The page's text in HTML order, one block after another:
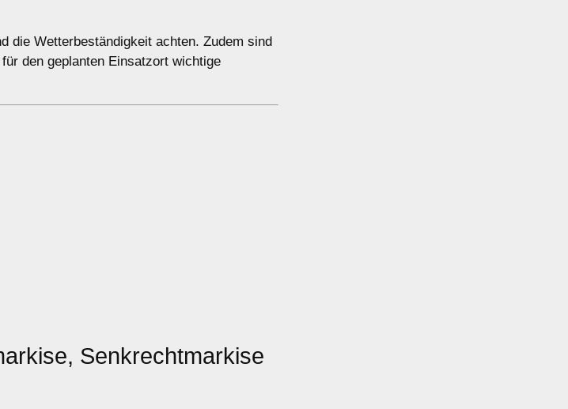
die Wetterbeständigkeit achten. Zudem sind
den geplanten Einsatzort wichtige
Senkrechtmarkise